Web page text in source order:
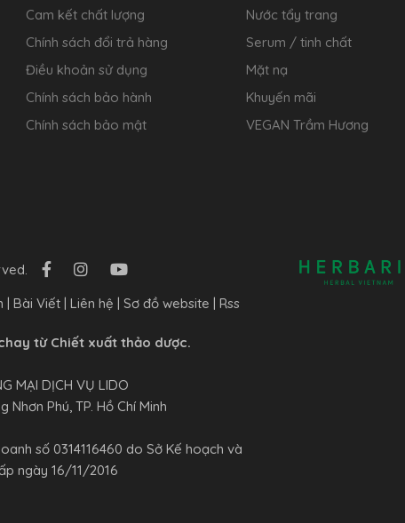
Cam kết chất lượng
Chính sách đổi trả hàng
Điều khoản sử dụng
Chính sách bảo hành
Chính sách bảo mật
Nước tẩy trang
Serum / tinh chất
Mặt nạ
Khuyến mãi
VEGAN Trầm Hương
| Bài Viết| Liên hệ | Sơ đồ website | Rss
từ Chiết xuất thảo dược.
MẠI DỊCH VỤ LIDO
Phú, TP. Hồ Chí Minh
số 0314116460 do Sở Kế hoạch và
ngày 16/11/2016